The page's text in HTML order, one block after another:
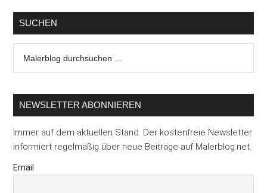
SUCHEN
durchsuchen
NEWSLETTER ABONNIEREN
Immer auf dem aktuellen Stand. Der kostenfreie Newsletter
informiert regelmäßig über neue Beiträge auf Malerblog.net.
Email